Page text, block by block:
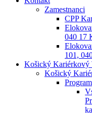
Zamestnanci
CPP
040 17
101,
Košický Kariérkový
Košický